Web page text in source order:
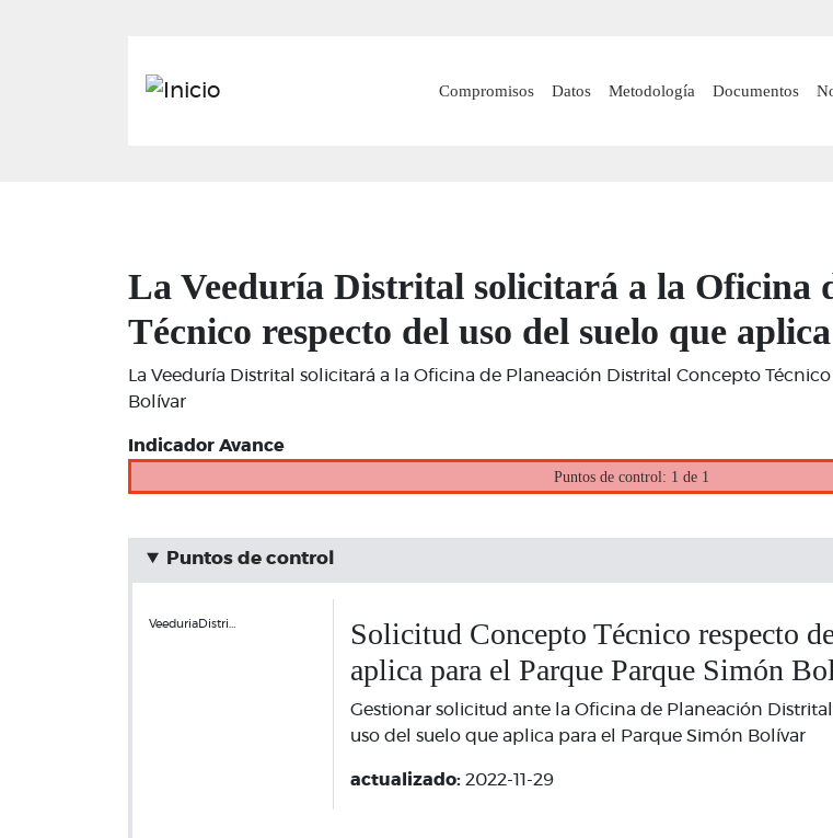
principal
Main navigation
Compromisos Datos Metodología Documentos
La Veeduría Distrital solicitará a la Oficina
Técnico respecto del uso del suelo que
La Veeduría Distrital solicitará a la Oficina de Planeación Distrital Concepto
Bolívar
Indicador Avance
Puntos de control: 1 de 1
Puntos de control
VeeduriaDistri…
Solicitud Concepto Técnico respecto
aplica para el Parque Parque Simón
Gestionar solicitud ante la Oficina de Planeación
uso del suelo que aplica para el Parque Simón Bolívar
actualizado: 2022-11-29